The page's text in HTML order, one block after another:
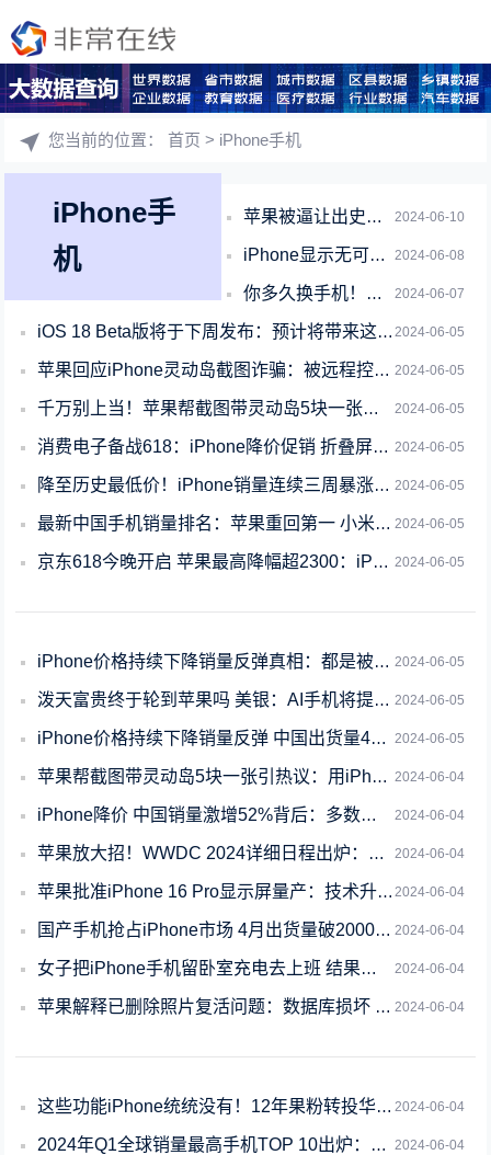
您当前的位置：首页 > iPhone手机
iPhone手
机
2024-06-10
苹果被逼让出史上最大力度降价！现在的iPhone 15系列值得买吗
2024-06-08
iPhone显示无可用SIM卡引热议 苹果：按照这几个步骤操作
2024-06-07
你多久换手机！中国高端手机市场最新排名：苹果1季度暴跌25% 华为增67%
2024-06-05
iOS 18 Beta版将于下周发布：预计将带来这25项新功能
2024-06-05
苹果回应iPhone灵动岛截图诈骗：被远程控制可第一时间联系客服
2024-06-05
千万别上当！苹果帮截图带灵动岛5块一张其实是骗局：远程锁卖家手机
2024-06-05
消费电子备战618：iPhone降价促销 折叠屏受捧 AI终端尚需市场培育
2024-06-05
降至历史最低价！iPhone销量连续三周暴涨 苹果已重回中国第一
2024-06-05
最新中国手机销量排名：苹果重回第一 小米升至第三
2024-06-05
京东618今晚开启 苹果最高降幅超2300：iPhone 15 Pro起售价跌破
2024-06-05
iPhone价格持续下降销量反弹真相：都是被中国手机逼的 遭华为荣耀OV前后夹击
2024-06-05
泼天富贵终于轮到苹果吗 美银：AI手机将提振股价上涨20%
2024-06-05
iPhone价格持续下降销量反弹 中国出货量4月激增52%：国人对苹果降价诚意认
2024-06-04
苹果帮截图带灵动岛5块一张引热议：用iPhone是高人一等吗
2024-06-04
iPhone降价 中国销量激增52%背后：多数国人愿花费4千+买手机
2024-06-04
苹果放大招！WWDC 2024详细日程出炉：史上最强iOS 18来了
2024-06-04
苹果批准iPhone 16 Pro显示屏量产：技术升级 边框变窄
2024-06-04
国产手机抢占iPhone市场 4月出货量破2000万部 占比创今年新高
2024-06-04
女子把iPhone手机留卧室充电去上班 结果把家烧了
2024-06-04
苹果解释已删除照片复活问题：数据库损坏 仅影响少量用户
2024-06-04
这些功能iPhone统统没有！12年果粉转投华为Pura 70 Ultra：10
2024-06-04
2024年Q1全球销量最高手机TOP 10出炉：只有苹果和三星